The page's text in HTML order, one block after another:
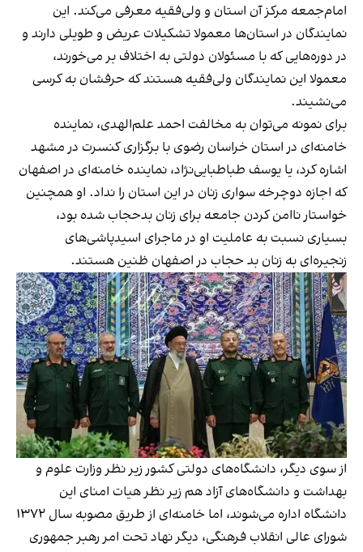
امام‌جمعه مرکز آن استان و ولی‌فقیه معرفی می‌کند. این
نمایندگان در استان‌ها معمولا تشکیلات عریض و طویلی دارند و
در دوره‌هایی که با مسئولان دولتی به اختلاف بر می‌خورند،
معمولا این نمایندگان ولی‌فقیه هستند که حرفشان به کرسی
می‌نشیند.
برای نمونه می‌توان به مخالفت احمد علم‌الهدی، نماینده
خامنه‌ای در استان خراسان رضوی با برگزاری کنسرت در مشهد
اشاره کرد، یا یوسف طباطبایی‌نژاد، نماینده خامنه‌ای در اصفهان
که اجازه دوچرخه سواری زنان در این استان را نداد. او همچنین
خواستار ناامن کردن جامعه برای زنان بدحجاب شده بود،
بسیاری نسبت به عاملیت او در ماجرای اسیدپاشی‌های
زنجیره‌ای به زنان بد حجاب در اصفهان ظنین هستند.
از سوی دیگر، دانشگاه‌های دولتی کشور زیر نظر وزارت علوم و
بهداشت و دانشگاه‌های آزاد هم زیر نظر هیات امنای این
دانشگاه اداره می‌شوند، اما خامنه‌ای از طریق مصوبه‌ سال ۱۳۷۲
شورای عالی انقلاب فرهنگی، دیگر نهاد تحت امر رهبر جمهوری